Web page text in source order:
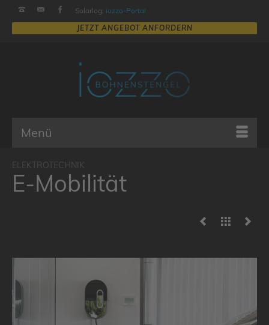
Solarlog: iozzo-Portal
Menü
E-Mobilität